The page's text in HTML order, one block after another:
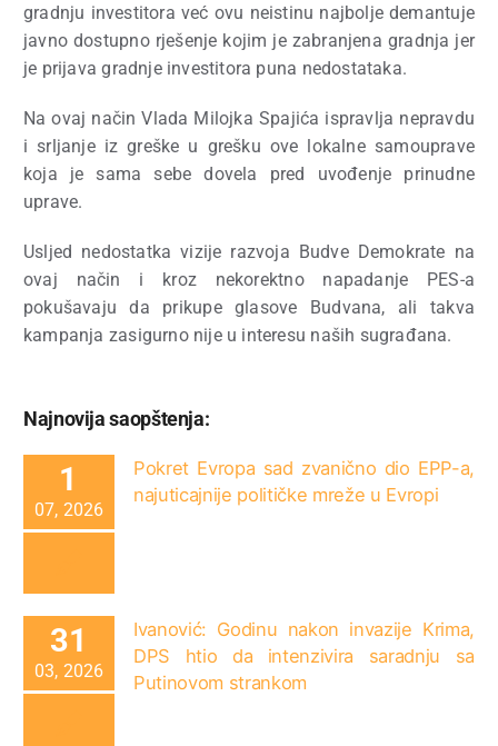
gradnju investitora već ovu neistinu najbolje demantuje
javno dostupno rješenje kojim je zabranjena gradnja jer
je prijava gradnje investitora puna nedostataka.
Na ovaj način Vlada Milojka Spajića ispravlja nepravdu
i srljanje iz greške u grešku ove lokalne samouprave
koja je sama sebe dovela pred uvođenje prinudne
uprave.
Usljed nedostatka vizije razvoja Budve Demokrate na
ovaj način i kroz nekorektno napadanje PES-a
pokušavaju da prikupe glasove Budvana, ali takva
kampanja zasigurno nije u interesu naših sugrađana.
Najnovija saopštenja:
1
07, 2026
Pokret Evropa sad zvanično dio EPP-a,
najuticajnije političke mreže u Evropi
31
03, 2026
Ivanović: Godinu nakon invazije Krima,
DPS htio da intenzivira saradnju sa
Putinovom strankom